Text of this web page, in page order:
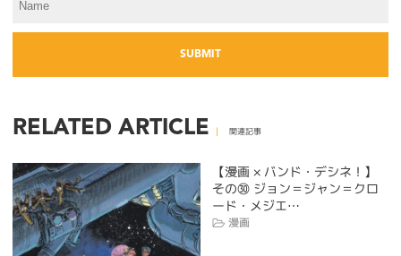
RELATED ARTICLE 関連記事
【漫画 × バンド・デシネ！】
その㉚ ジョン＝ジャン＝クロ
ード・メジエ…
漫画